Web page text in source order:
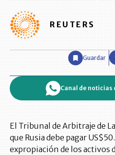
REUTERS
Guardar
Canal de noticias
El Tribunal de Arbitraje de
que Rusia debe pagar
expropiación de los activos